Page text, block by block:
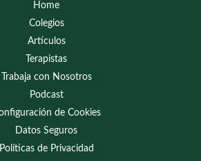
Home
Colegios
Artículos
Terapistas
Trabaja con Nosotros
Podcast
de Cookies
Datos Seguros
Políticas de Privacidad